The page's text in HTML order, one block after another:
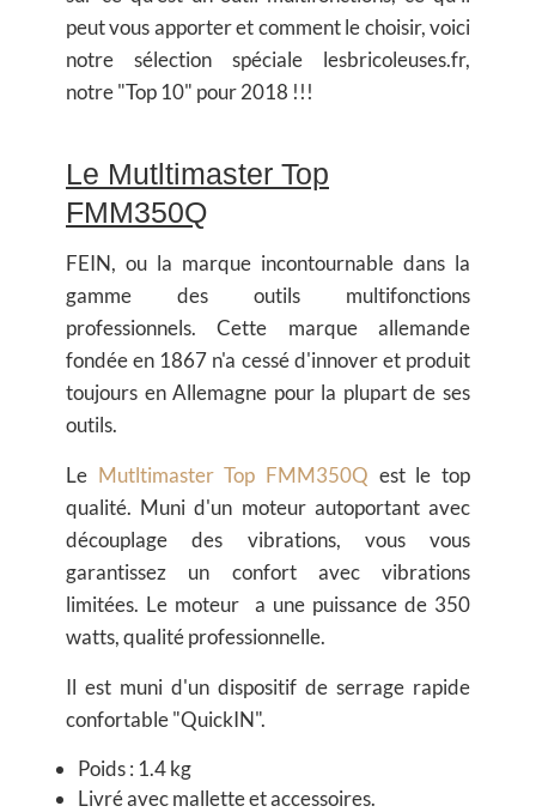
peut vous apporter et comment le choisir, voici
notre sélection spéciale lesbricoleuses.fr,
notre "Top 10" pour 2018 !!!
Le Mutltimaster Top
FMM350Q
FEIN, ou la marque incontournable dans la
gamme des outils multifonctions
professionnels. Cette marque allemande
fondée en 1867 n'a cessé d'innover et produit
toujours en Allemagne pour la plupart de ses
outils.
Le Mutltimaster Top FMM350Q est le top
qualité. Muni d'un moteur autoportant avec
découplage des vibrations, vous vous
garantissez un confort avec vibrations
limitées. Le moteur a une puissance de 350
watts, qualité professionnelle.
Il est muni d'un dispositif de serrage rapide
confortable "QuickIN".
Poids : 1.4 kg
Livré avec mallette et accessoires.